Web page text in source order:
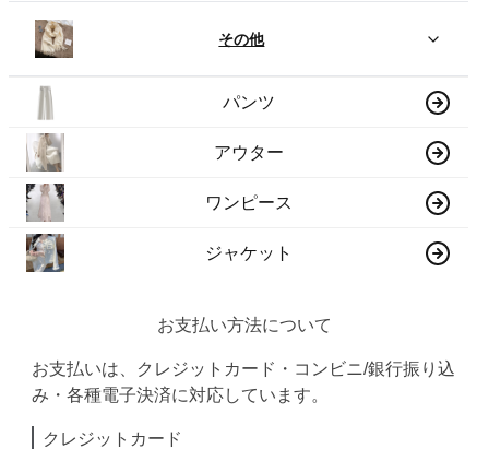
その他
パンツ
アウター
ワンピース
ジャケット
お支払い方法について
お支払いは、クレジットカード・コンビニ/銀行振り込
み・各種電子決済に対応しています。
クレジットカード